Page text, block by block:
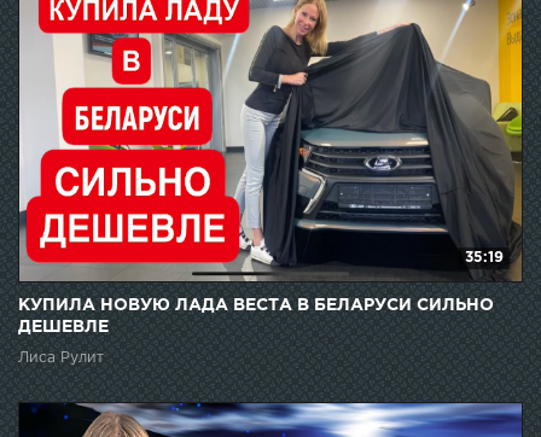
35:19
КУПИЛА НОВУЮ ЛАДА ВЕСТА В БЕЛАРУСИ СИЛЬНО
ДЕШЕВЛЕ
Лиса Рулит